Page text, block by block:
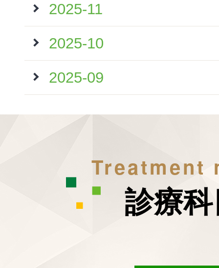
2025-11
2025-10
2025-09
Treatment
診療